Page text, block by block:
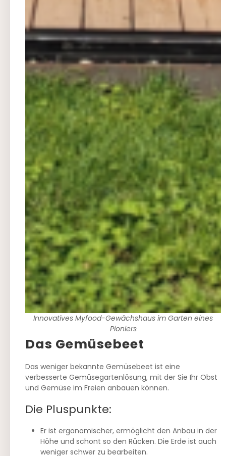
Innovatives Myfood-Gewächshaus im Garten eines
Pioniers
Das Gemüsebeet
Das weniger bekannte Gemüsebeet ist eine
verbesserte Gemüsegartenlösung, mit der Sie Ihr Obst
und Gemüse im Freien anbauen können.
Die Pluspunkte:
Er ist ergonomischer, ermöglicht den Anbau in der
Höhe und schont so den Rücken. Die Erde ist auch
weniger schwer zu bearbeiten.